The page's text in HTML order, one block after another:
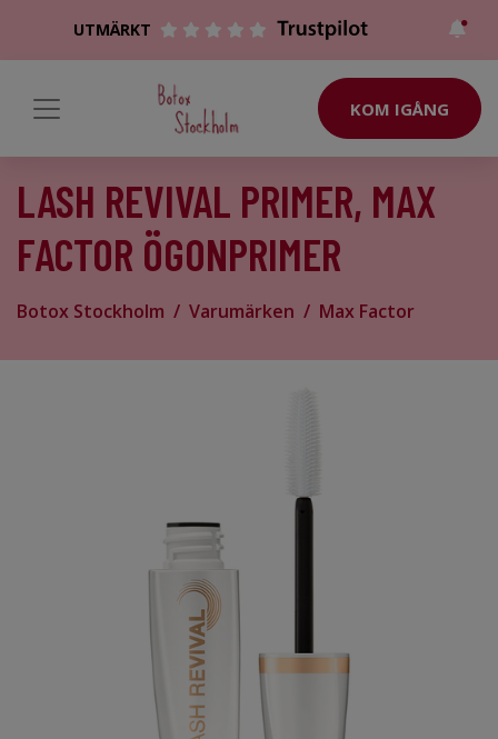
UTMÄRKT
KOM IGÅNG
LASH REVIVAL PRIMER, MAX
FACTOR ÖGONPRIMER
Botox Stockholm Varumärken Max Factor